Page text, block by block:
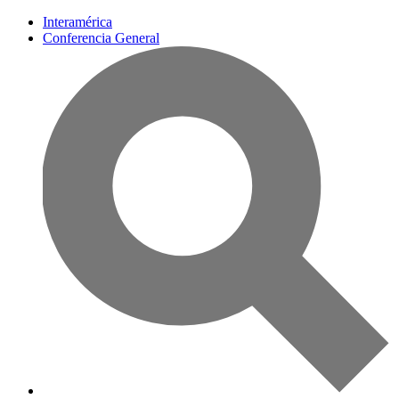
Interamérica
Conferencia General